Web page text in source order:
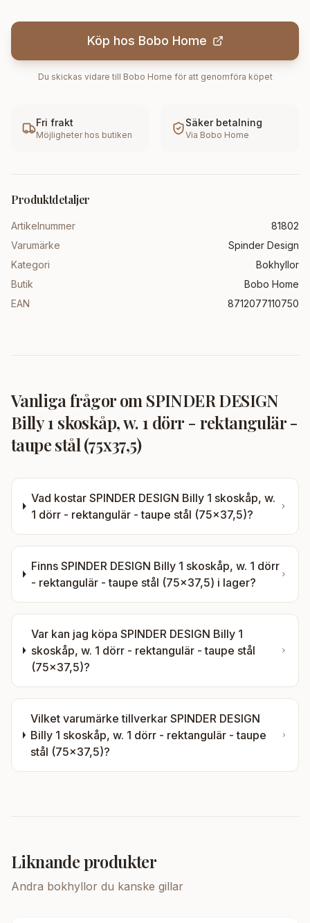
Köp hos Bobo Home
Du skickas vidare till Bobo Home för att genomföra köpet
Fri frakt
Möjligheter hos butiken
Säker betalning
Via Bobo Home
Produktdetaljer
Artikelnummer
81802
Varumärke
Spinder Design
Kategori
Bokhyllor
Butik
Bobo Home
EAN
8712077110750
Vanliga frågor om SPINDER DESIGN
Billy 1 skoskåp, w. 1 dörr - rektangulär -
taupe stål (75x37,5)
Vad kostar SPINDER DESIGN Billy 1 skoskåp, w.
1 dörr - rektangulär - taupe stål (75x37,5)?
Finns SPINDER DESIGN Billy 1 skoskåp, w. 1 dörr
- rektangulär - taupe stål (75x37,5) i lager?
Var kan jag köpa SPINDER DESIGN Billy 1
skoskåp, w. 1 dörr - rektangulär - taupe stål
(75x37,5)?
Vilket varumärke tillverkarSPINDER DESIGN
Billy 1 skoskåp, w. 1 dörr - rektangulär - taupe
stål (75x37,5)?
Liknande produkter
Andra bokhyllor du kanske gillar